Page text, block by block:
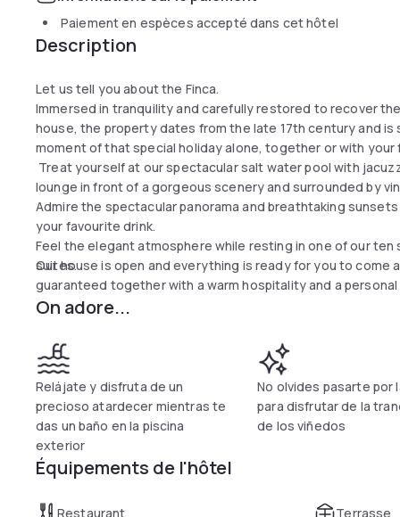
Paiement en espèces accepté dans cet hôtel
Description
Let us tell you about the Finca.
Immersed in tranquility and carefully restored to recover
house, the property dates from the late 17th century and
moment of that special holiday alone, together or with your
Treat yourself at our spectacular salt water pool with
lounge in front of a gorgeous scenery and surrounded by
Admire the spectacular panorama and breathtaking
your favourite drink.
Feel the elegant atmosphere while resting in one of our ten
suites.
Our house is open and everything is ready for you to come
guaranteed together with a warm hospitality and a personal
On adore...
Relájate y disfruta de un
precioso atardecer mientras te
das un baño en la piscina
exterior
No olvides pasarte por
para disfrutar de la
de los viñedos
Équipements de l'hôtel
Restaurant Terrasse